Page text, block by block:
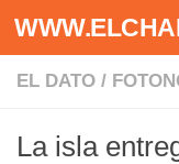
Saltar al
EL DATO /
La isla